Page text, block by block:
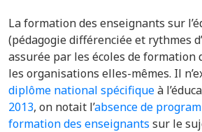
La formation des enseignants sur
(pédagogie différenciée et rythmes
assurée par les écoles de formation
les organisations elles-mêmes. Il
diplôme national spécifiqueà
2013, on notait l’absence de
formation des enseignants sur le